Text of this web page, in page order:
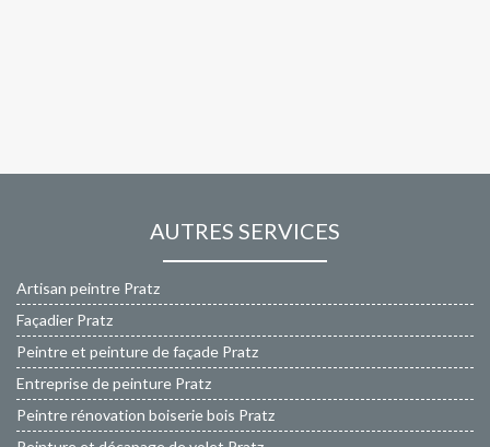
AUTRES SERVICES
Artisan peintre Pratz
Façadier Pratz
Peintre et peinture de façade Pratz
Entreprise de peinture Pratz
Peintre rénovation boiserie bois Pratz